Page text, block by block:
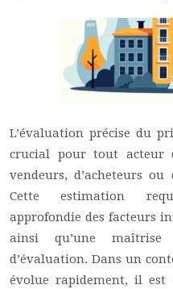
L’évaluation précise du
crucial pour tout acteur
vendeurs, d’acheteurs
Cette estimation
approfondie des facteurs
ainsi qu’une maîtrise
d’évaluation. Dans un
évolue rapidement, il est